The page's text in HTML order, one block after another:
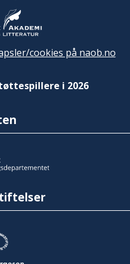
cookies på naob.no
i 2026